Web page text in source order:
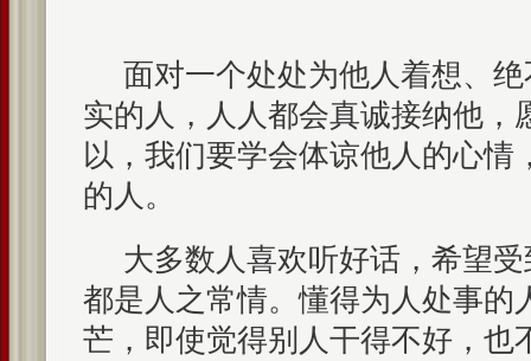
面对一个处处为他人着想、
实的人，人人都会真诚接纳他，
以，我们要学会体谅他人的心情
的人。
大多数人喜欢听好话，希望
都是人之常情。懂得为人处事的
芒，即使觉得别人干得不好，也